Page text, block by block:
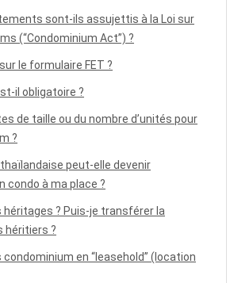
sont-ils assujettis à la Loi sur
(“Condominium Act”) ?
le formulaire FET ?
il obligatoire ?
de taille ou du nombre d’unités pour
?
peut-elle devenir
condo à ma place ?
héritages ? Puis-je transférer la
héritiers ?
condominium en “leasehold” (location